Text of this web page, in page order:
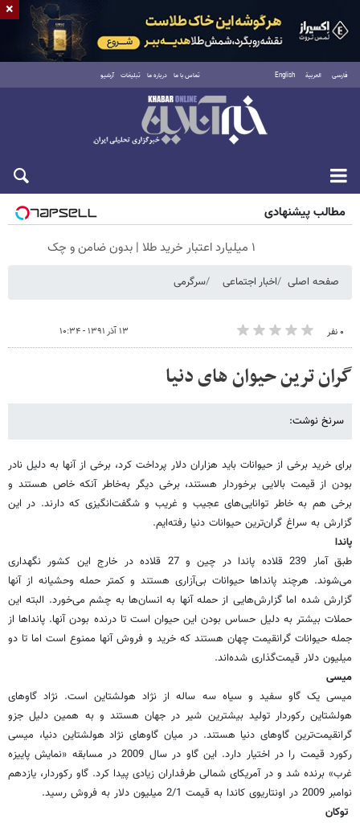
فارسی العربية English تماس با ما درباره ما تبلیغات آرشیو
جمعه ۱۶ مرداد ۱۴۰۵
مطالب پیشنهادی
۱ میلیارد اعتبار خرید طلا | بدون ضامن و چک
صفحه اصلی اخبار اجتماعی سرگرمی
۰ نفر ۱۳ آذر ۱۳۹۱ - ۱۰:۳۴
گران ترین حیوان های دنیا
سرنخ نوشت:
برای خرید برخی از حیوانات باید هزاران دلار پرداخت کرد، برخی از آنها به دلیل نادر
بودن از قیمت بالایی برخوردار هستند، برخی دیگر به‌خاطر آنکه خاص هستند و
برخی هم به خاطر توانایی‌های عجیب و غریب و شگفت‌انگیزی که دارند. در این
گزارش به سراغ‌ گران‌ترین حیوانات دنیا رفته‌ایم.
پاندا
طبق آمار 239 قلاده پاندا در چین و 27 قلاده در خارج این کشور نگهداری
می‌شوند. هرچند پانداها حیوانات بی‌آزاری هستند و کمتر حمله وحشیانه از آنها
گزارش شده اما گزارش‌هایی از حمله آنها به انسان‌ها به چشم می‌خورد. البته این
حملات بیشتر به دلیل حساس بودن این حیوان است تا درنده بودن آنها. پانداها از
جمله حیوانات گرانقیمت چهان هستند که خرید و فروش آنها ممنوع است اما تا دو
میلیون دلار قیمت‌گذاری شده‌اند.
میسی
میسی یک گاو سفید و سیاه سه ساله از نژاد هولشتاین است. نژاد گاوهای
هولشتاین رکوردار تولید بیشترین شیر در جهان هستند و به همین دلیل جزو
گرانقیمت‌‌ترین گاوهای دنیا هستند. در میان گاو‌های نژاد هولشتاین دنیا، میسی
رکورد قیمت را در اختیار دارد. این گاو در سال 2009 در مسابقه «نمایش پاییزه
غرب» برنده شد و در آمریکای شمالی طرفداران زیادی پیدا کرد. گاو رکوردار، یازدهم
نوامبر 2009 در اونتاریوی کاندا به قیمت 2/1 میلیون دلار به فروش رسید.
توکان
×